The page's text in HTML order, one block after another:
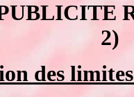
2)
des